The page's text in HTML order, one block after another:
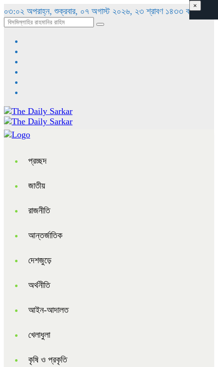
০৩:০২ অপরাহ্ন, শুক্রবার, ০৭ অগাস্ট ২০২৬, ২৩ শ্রাবণ ১৪৩৩ বঙ্গাব্দ
প্রচ্ছদ
জাতীয়
রাজনীতি
আন্তর্জাতিক
দেশজুড়ে
অর্থনীতি
আইন-আদালত
খেলাধুলা
কৃষি ও প্রকৃতি
×